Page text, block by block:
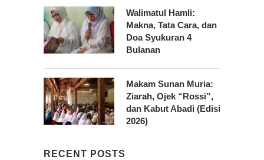
Walimatul Hamli:
Makna, Tata Cara, dan
Doa Syukuran 4
Bulanan
Makam Sunan Muria:
Ziarah, Ojek “Rossi”,
dan Kabut Abadi (Edisi
2026)
RECENT POSTS